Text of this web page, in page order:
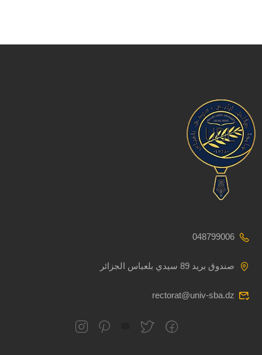
048799006
صندوق بريد 89 سيدي بلعباس الجزائر
rectorat@univ-sba.dz